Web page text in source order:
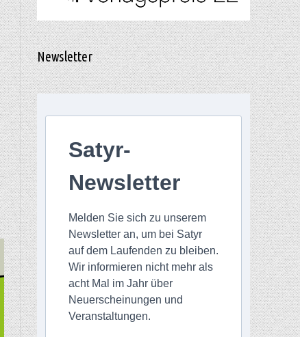
Newsletter
Satyr-
Newsletter
Melden Sie sich zu unserem
Newsletter an, um bei Satyr
auf dem Laufenden zu bleiben.
Wir informieren nicht mehr als
acht Mal im Jahr über
Neuerscheinungen und
Veranstaltungen.